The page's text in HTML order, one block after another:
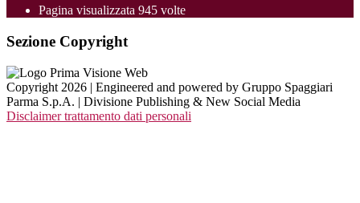
Pagina visualizzata 945 volte
Sezione Copyright
Copyright 2026 | Engineered and powered by Gruppo Spaggiari
Parma S.p.A. | Divisione Publishing & New Social Media
Disclaimer trattamento dati personali